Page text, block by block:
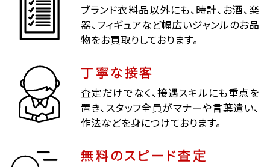
ブランド衣料品以外にも、時計、お酒、楽
器、フィギュアなど幅広いジャンルのお品
物をお買取りしております。
丁寧な接客
査定だけでなく、接遇スキルにも重点を
置き、スタッフ全員がマナーや言葉遣い、
作法などを身につけております。
無料のスピード査定